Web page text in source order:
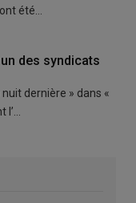
été…
des syndicats
dernière » dans «
l’…